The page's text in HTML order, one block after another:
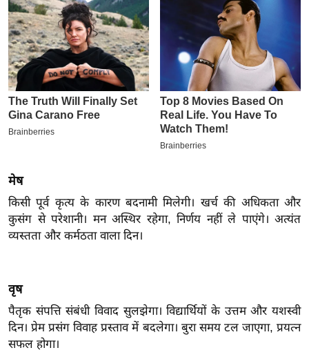
क्रा
इ
म
ई
-
पे
प
सा
ल
बे
ल
श
ख्सि
मेष
किसी पूर्व कृत्य के कारण बदनामी मिलेगी। खर्च की अधिकता और
कुसंग से परेशानी। मन अस्थिर रहेगा, निर्णय नहीं ले पाएंगे। अत्यंत
व्यस्तता और कर्मठता वाला दिन।
वृष
पैतृक संपत्ति संबंधी विवाद सुलझेगा। विद्यार्थियों के उत्तम और यशस्वी
दिन। प्रेम प्रसंग विवाह प्रस्ताव में बदलेगा। बुरा समय टल जाएगा, प्रयत्न
सफल होगा।